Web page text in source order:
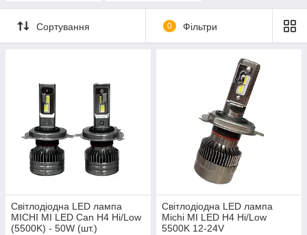
Сортування 0 Фільтри
Світлодіодна LED лампа
MICHI MI LED Can H4 Hi/Low
(5500K) - 50W (шт.)
Світлодіодна LED лампа
Michi MI LED H4 Hi/Low
5500K 12-24V